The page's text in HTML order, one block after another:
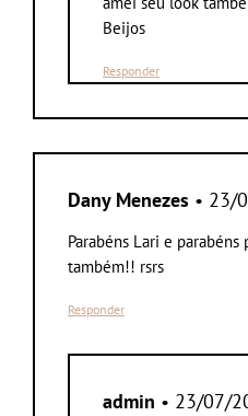
Beijos
Responder
Dany Menezes • 23/
Parabéns Lari e
também!! rsrs
Responder
admin • 23/07/